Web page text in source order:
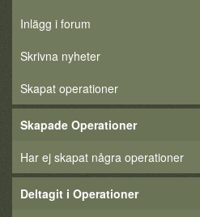
Inlägg i forum
Skrivna nyheter
Skapat operationer
Skapade Operationer
Har ej skapat några operationer
Deltagit i Operationer